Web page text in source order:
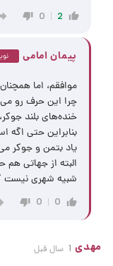
2
0
پیمان امامی
موافقم، اما
چرا این حرف رو
خنده‌های بلند
بنابراین حتی
یاد بتمن و جوکر
البته از جهاتی هم
شبیه شهری نیست
0
0
مهدی 1 سال قبل